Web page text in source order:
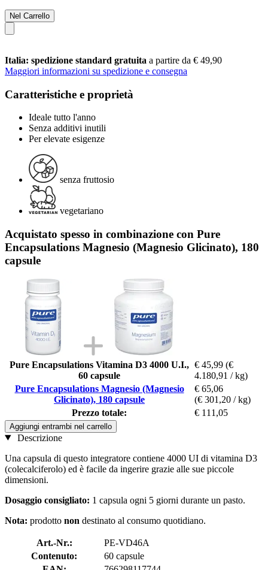
Nel Carrello
Italia: spedizione standard gratuita a partire da € 49,90
Maggiori informazioni su spedizione e consegna
Caratteristiche e proprietà
Ideale tutto l'anno
Senza additivi inutili
Per elevate esigenze
senza fruttosio
vegetariano
Acquistato spesso in combinazione con Pure
Encapsulations Magnesio (Magnesio Glicinato), 180
capsule
Pure Encapsulations Vitamina D3 4000 U.I.,
60 capsule
€ 45,99 (€
4.180,91 / kg)
Pure Encapsulations Magnesio (Magnesio
Glicinato), 180 capsule
€ 65,06
(€ 301,20 / kg)
Prezzo totale:
€ 111,05
Aggiungi entrambi nel carrello
Descrizione
Una capsula di questo integratore contiene 4000 UI di vitamina D3
(colecalciferolo) ed è facile da ingerire grazie alle sue piccole
dimensioni.
Dosaggio consigliato: 1 capsula ogni 5 giorni durante un pasto.
Nota: prodotto non destinato al consumo quotidiano.
Art.-Nr.:
PE-VD46A
Contenuto:
60 capsule